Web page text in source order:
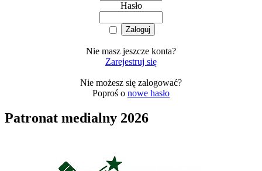
Hasło
Nie masz jeszcze konta?
Zarejestruj się
Nie możesz się zalogować?
Poproś o nowe hasło
Patronat medialny 2026